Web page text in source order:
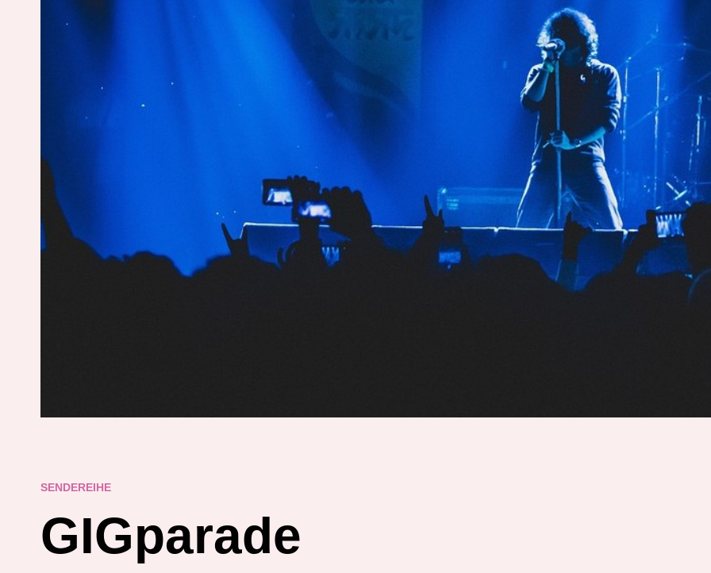
SENDEREIHE
GIGparade